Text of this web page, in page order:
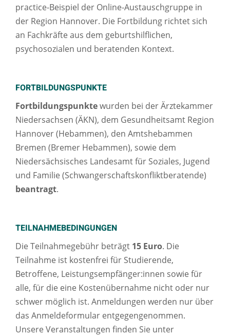
practice-Beispiel der Online-Austauschgruppe in
der Region Hannover. Die Fortbildung richtet sich
an Fachkräfte aus dem geburtshilflichen,
psychosozialen und beratenden Kontext.
FORTBILDUNGSPUNKTE
Fortbildungspunktewurden bei der Ärztekammer
Niedersachsen (ÄKN), dem Gesundheitsamt Region
Hannover (Hebammen), den Amtshebammen
Bremen (Bremer Hebammen), sowie dem
Niedersächsisches Landesamt für Soziales, Jugend
und Familie (Schwangerschaftskonfliktberatende)
beantragt.
TEILNAHMEBEDINGUNGEN
Die Teilnahmegebühr beträgt 15 Euro. Die
Teilnahme ist kostenfrei für Studierende,
Betroffene, Leistungsempfänger:innen sowie für
alle, für die eine Kostenübernahme nicht oder nur
schwer möglich ist. Anmeldungen werden nur über
das Anmeldeformular entgegengenommen.
Unsere Veranstaltungen finden Sie unter